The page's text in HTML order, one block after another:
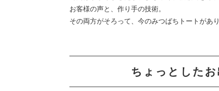
お客様の声と、作り手の技術。
その両方がそろって、今のみつばちトートがあ
ちょっとした